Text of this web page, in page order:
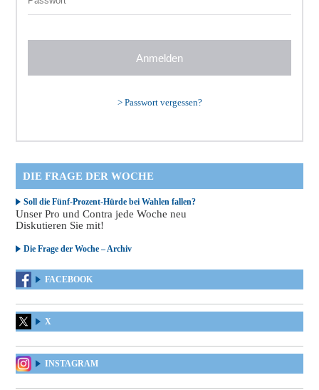
> Passwort vergessen?
DIE FRAGE DER WOCHE
Soll die Fünf-Prozent-Hürde bei Wahlen fallen?
Unser Pro und Contra jede Woche neu
Diskutieren Sie mit!
Die Frage der Woche – Archiv
FACEBOOK
X
INSTAGRAM